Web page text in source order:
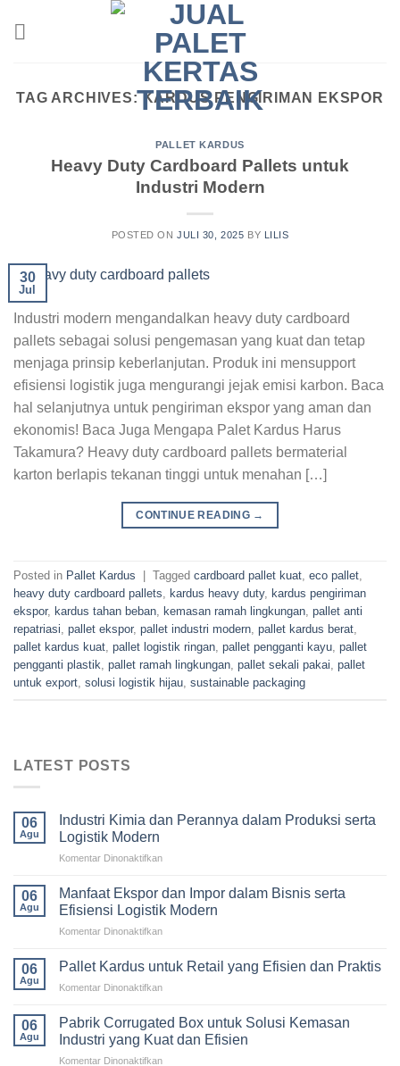
TAG ARCHIVES:KARDUS PENGIRIMAN EKSPOR
PALLET KARDUS
Heavy Duty Cardboard Pallets untuk
Industri Modern
POSTED ONJULI 30, 2025 BY LILIS
30
Jul
Industri modern mengandalkan heavy duty cardboard
pallets sebagai solusi pengemasan yang kuat dan tetap
menjaga prinsip keberlanjutan. Produk ini mensupport
efisiensi logistik juga mengurangi jejak emisi karbon. Baca
hal selanjutnya untuk pengiriman ekspor yang aman dan
ekonomis! Baca Juga Mengapa Palet Kardus Harus
Takamura? Heavy duty cardboard pallets bermaterial
karton berlapis tekanan tinggi untuk menahan […]
CONTINUE READING →
Posted in Pallet Kardus Tagged cardboard pallet kuat, eco pallet,
heavy duty cardboard pallets, kardus heavy duty, kardus pengiriman
ekspor, kardus tahan beban, kemasan ramah lingkungan, pallet anti
repatriasi, pallet ekspor, pallet industri modern, pallet kardus berat,
pallet kardus kuat, pallet logistik ringan, pallet pengganti kayu, pallet
pengganti plastik, pallet ramah lingkungan, pallet sekali pakai, pallet
untuk export, solusi logistik hijau, sustainable packaging
LATEST POSTS
06
Agu
Industri Kimia dan Perannya dalam Produksi serta
Logistik Modern
Komentar Dinonaktifkanpada
Kimia
dan
Perannya
dalam
serta
Modern
06
Agu
Manfaat Ekspor dan Impor dalam Bisnis serta
Efisiensi Logistik Modern
Komentar Dinonaktifkanpada
Ekspor
Impor
Bisnis
serta
06
Agu
Pallet Kardus untuk Retail yang Efisien dan Praktis
Komentar Dinonaktifkanpada
Kardus
untuk
Retail
yang
06
Agu
Pabrik Corrugated Box untuk Solusi Kemasan
Industri yang Kuat dan Efisien
Komentar Dinonaktifkanpada